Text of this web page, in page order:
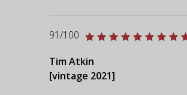
91/100
Tim Atkin
[vintage 2021]